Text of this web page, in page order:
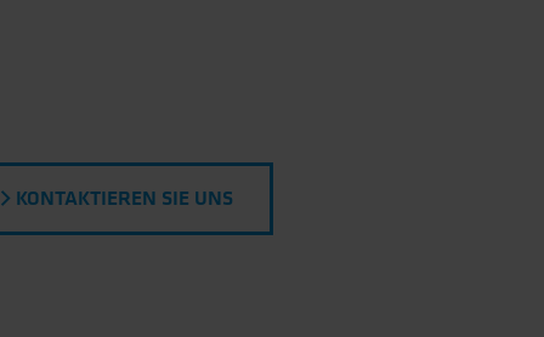
KONTAKTIEREN SIE UNS